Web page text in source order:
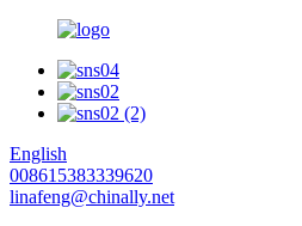
English
008615383339620
linafeng@chinally.net